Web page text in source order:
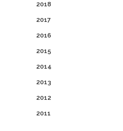
2018
2017
2016
2015
2014
2013
2012
2011